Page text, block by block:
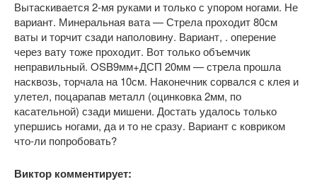
Вытаскивается 2-мя руками и только с упором ногами. Не
вариант. Минеральная вата — Стрела проходит 80см
ваты и торчит сзади наполовину. Вариант, . оперение
через вату тоже проходит. Вот только объемчик
неправильный. OSB9мм+ДСП 20мм — стрела прошла
насквозь, торчала на 10см. Наконечник сорвался с клея и
улетел, поцарапав металл (оцинковка 2мм, по
касательной) сзади мишени. Достать удалось только
упершись ногами, да и то не сразу. Вариант с ковриком
что-ли попробовать?
Виктор комментирует: